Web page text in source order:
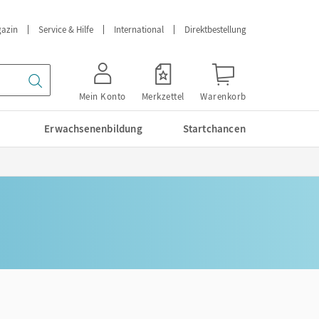
Service & Hilfe International Direktbestellung
Mein Konto Merkzettel Warenkorb
Erwachsenenbildung Startchancen